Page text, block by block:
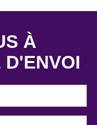
À
D'ENVOI